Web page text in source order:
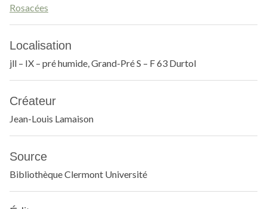
Rosacées
Localisation
jll – IX – pré humide, Grand-Pré S – F 63 Durtol
Créateur
Jean-Louis Lamaison
Source
Bibliothèque Clermont Université